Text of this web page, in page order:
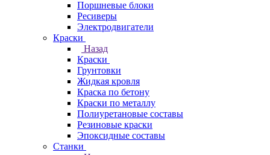
Поршневые блоки
Ресиверы
Электродвигатели
Краски
Назад
Краски
Грунтовки
Жидкая кровля
Краска по бетону
Краски по металлу
Полиуретановые составы
Резиновые краски
Эпоксидные составы
Станки